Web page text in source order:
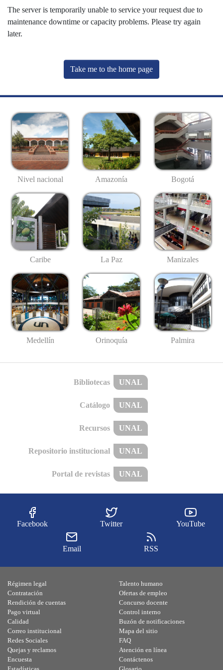
The server is temporarily unable to service your request due to
maintenance downtime or capacity problems. Please try again
later.
Take me to the home page
Nivel nacional Amazonía Bogotá
Caribe La Paz Manizales
Medellín Orinoquía Palmira
Bibliotecas UNAL
Catálogo UNAL
Recursos UNAL
Repositorio institucional UNAL
Portal de revistas UNAL
Facebook Twitter YouTube
Email RSS
Régimen legal
Contratación
Rendición de cuentas
Pago virtual
Calidad
Talento humano
Ofertas de empleo
Concurso docente
Control interno
Buzón de notificaciones
Correo institucional
Redes Sociales
Quejas y reclamos
Encuesta
Mapa del sitio
FAQ
Atención en línea
Contáctenos